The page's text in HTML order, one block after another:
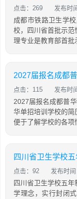
点击：269 发布时
成都市铁路卫生学
校，四川省首批示
理专业是教育部首批
2027届报名成都
点击：115 发布时
2027届报名成都普
华单招培训学校的简
便于了解学校的各项
点击：92 发布时
四川省卫生学校五
学理念，实行封闭